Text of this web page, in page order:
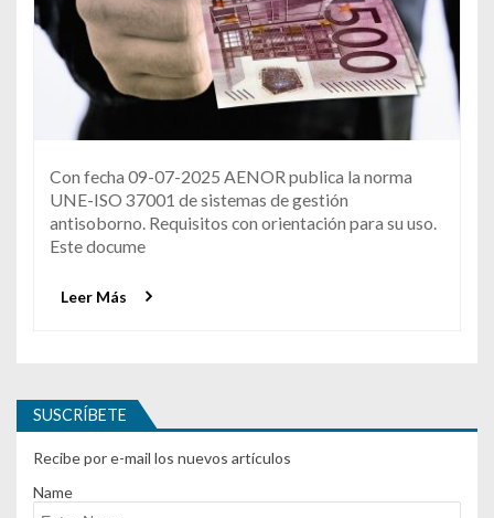
Con fecha 09-07-2025 AENOR publica la norma
UNE-ISO 37001 de sistemas de gestión
antisoborno. Requisitos con orientación para su uso.
Este docume
Leer Más
SUSCRÍBETE
Recibe por e-mail los nuevos artículos
Name